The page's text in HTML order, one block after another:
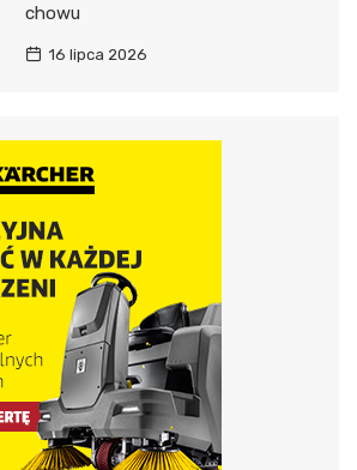
chowu
16 lipca 2026